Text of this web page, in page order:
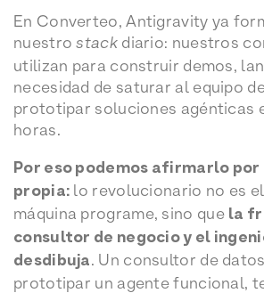
En Converteo, Antigravity ya
nuestrostackdiario: nuestros
utilizan para construir demos,
necesidad de saturar al equipo
prototipar soluciones agénticas
horas.
Por eso podemos afirmarlo
propia: lo revolucionario no es
máquina programe, sino que la
consultor de negocio y el
desdibuja. Un consultor de
prototipar un agente funcional,